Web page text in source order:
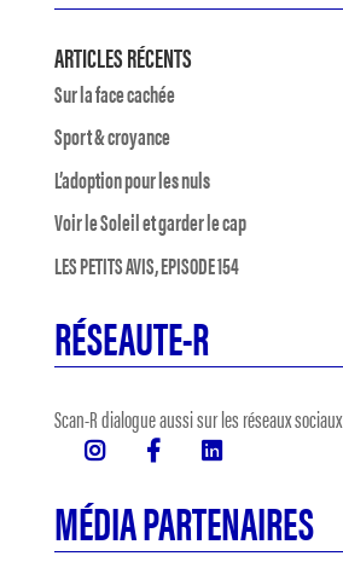
ARTICLES RÉCENTS
Sur la face cachée
Sport & croyance
L’adoption pour les nuls
Voir le Soleil et garder le cap
LES PETITS AVIS, EPISODE 154
RÉSEAUTE-R
Scan-R dialogue aussi sur les réseaux sociaux
MÉDIA PARTENAIRES